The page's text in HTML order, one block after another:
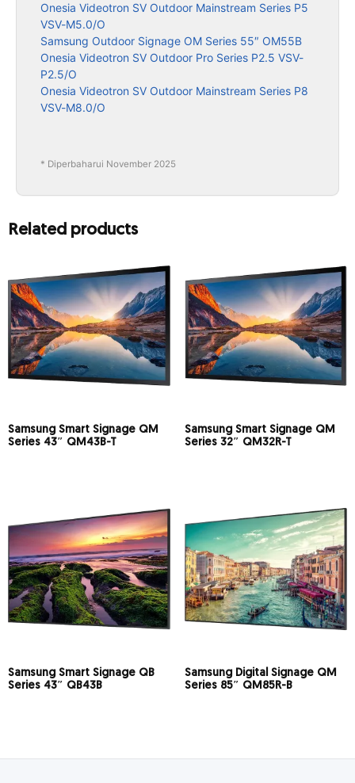
Onesia Videotron SV Outdoor Mainstream Series P5
VSV-M5.0/O
Samsung Outdoor Signage OM Series 55″ OM55B
Onesia Videotron SV Outdoor Pro Series P2.5 VSV-
P2.5/O
Onesia Videotron SV Outdoor Mainstream Series P8
VSV-M8.0/O
* Diperbaharui November 2025
Related products
Samsung Smart Signage QM
Series 43″ QM43B-T
Samsung Smart Signage QM
Series 32″ QM32R-T
Samsung Smart Signage QB
Series 43″ QB43B
Samsung Digital Signage QM
Series 85″ QM85R-B